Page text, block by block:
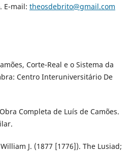
E-mail: theosdebrito@gmail.com
Corte-Real e o Sistema da
Centro Interuniversitário De
Completa de Luís de Camões.
J. (1877 [1776]). The Lusiad;